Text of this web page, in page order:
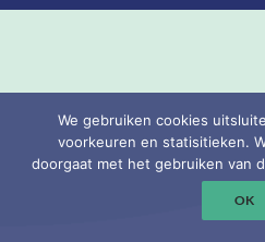
We gebruiken cookies
voorkeuren en statisitieken.
doorgaat met het gebruiken van
OK